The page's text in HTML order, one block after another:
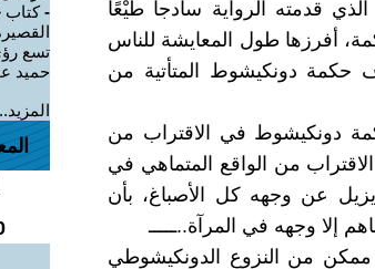
قدمته الرواية سادجا طَيْعًا
أفرزها طول المعايشة للناس
حكمة دونكيشوط المتأتية من
دونكيشوط في الاقتراب من
من الواقع المتماهي في
عن وجهه كل الأصباغ، بأن
إلا وجهه في المرآة..ـــــ
من النزوع الدونكيشوطي
-كتاب
تسع
حميد